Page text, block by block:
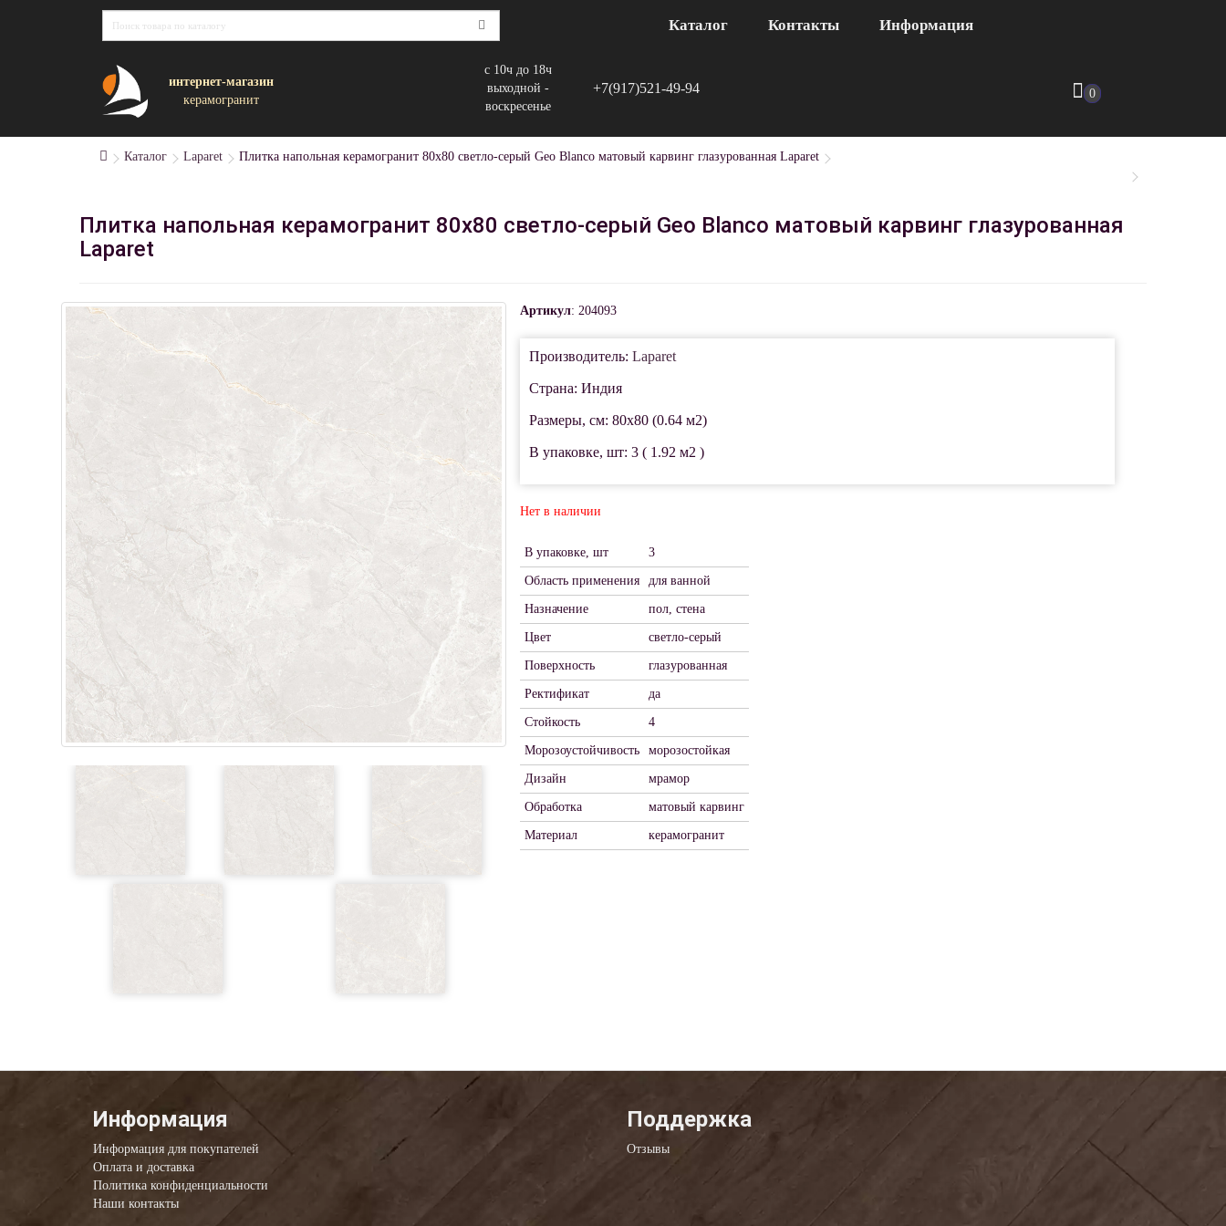
Каталог Контакты Информация
интернет-магазин
керамогранит
с 10ч до 18ч
выходной -
воскресенье
+7(917)521-49-94 0
Каталог Laparet Плитка напольная керамогранит 80x80 светло-серый Geo Blanco матовый карвинг глазурованная Laparet
Плитка напольная керамогранит 80x80 светло-серый Geo Blanco матовый карвинг глазурованная
Laparet
Артикул: 204093
Производитель: Laparet
Страна: Индия
Размеры, см: 80x80 (0.64 м2)
В упаковке, шт: 3 ( 1.92 м2 )
Нет в наличии
В упаковке, шт 3
Область применения для ванной
Назначение пол, стена
Цвет светло-серый
Поверхность глазурованная
Ректификат да
Стойкость 4
Морозоустойчивость морозостойкая
Дизайн мрамор
Обработка матовый карвинг
Материал керамогранит
Информация
Информация для покупателей
Оплата и доставка
Политика конфиденциальности
Наши контакты
Поддержка
Отзывы